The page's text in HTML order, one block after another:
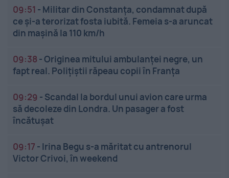
09:51 - Militar din Constanța, condamnat după
ce și-a terorizat fosta iubită. Femeia s-a aruncat
din mașină la 110 km/h
09:38 -Originea mitului ambulanței negre, un
fapt real. Polițiștii răpeau copii în Franța
09:29 - Scandal la bordul unui avion care urma
să decoleze din Londra. Un pasager a fost
încătușat
09:17 - Irina Begu s-a măritat cu antrenorul
Victor Crivoi, în weekend